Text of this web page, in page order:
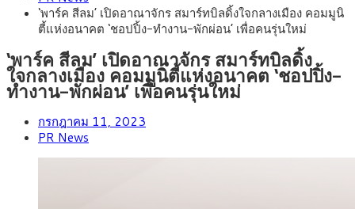
จริง
33.00-33.60 ติดตามข้อมูลจ้างงานสหรัฐฯ
สิงหาคม 1, 2026 “เอกนิติ” เปิดเครื่องยนต์เศรษฐกิจใหม่ของไทย เดิน
หน้า 5 ยุทธศาสตร์ รื้อโครงสร้างเศรษฐกิจ ดันไทยโตเต็มศักยภาพ
กรกฎาคม 27, 2026 ภัยเงียบใกล้ตัวเด็ก LSD “แสตมป์เมา” ยาเสพติด
ลายการ์ตูน กรมศุลกากร เตือนผู้ปกครองเฝ้าระวัง หลังยึดล็อตใหญ่
จากเยอรมนี
‘พาร์ค สีลม’ เปิดอาณาจักร สมาร์ทบิลดิ้งใจกลางเมือง คอมมูนิ
ตี้แห่งอนาคต ‘ชอปปิ้ง-ทำงาน-พักผ่อน’ เพื่อคนรุ่นใหม่
‘พาร์ค สีลม’ เปิดอาณาจักร สมาร์ทบิลดิ้ง
ใจกลางเมือง คอมมูนิตี้แห่งอนาคต ‘ชอปปิ้ง-
ทำงาน-พักผ่อน’ เพื่อคนรุ่นใหม่
กรกฎาคม 11, 2023
PR News